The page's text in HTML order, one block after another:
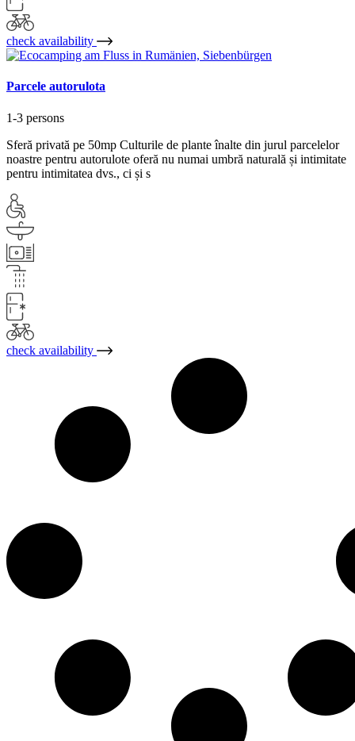
check availability
Parcele autorulota
1-3 persons
Sferă privată pe 50mp Culturile de plante înalte din jurul parcelelor
noastre pentru autorulote oferă nu numai umbră naturală și intimitate
pentru intimitatea dvs., ci și s
check availability